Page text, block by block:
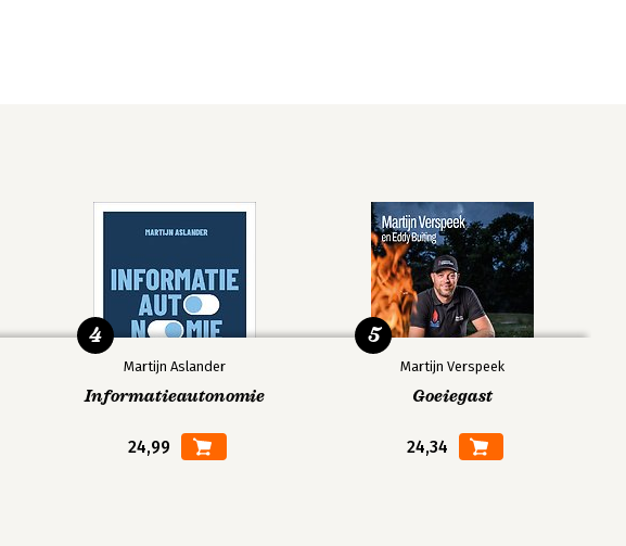
Martijn Aslander
Informatieautonomie
24,99
4
Martijn Verspeek
Goeiegast
24,34
5